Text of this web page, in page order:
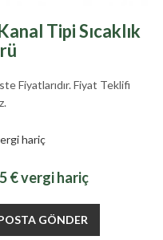
Tipi Sıcaklık
Fiyatlarıdır. Fiyat Teklifi
hariç
€ vergi hariç